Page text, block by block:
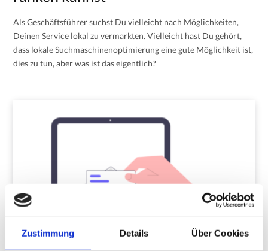
Zustimmung Details Über Cookies
Als Geschäftsführer suchst Du vielleicht nach Möglichkeiten,
Deinen Service lokal zu vermarkten. Vielleicht hast Du gehört,
dass lokale Suchmaschinenoptimierung eine gute Möglichkeit ist,
dies zu tun, aber was ist das eigentlich?